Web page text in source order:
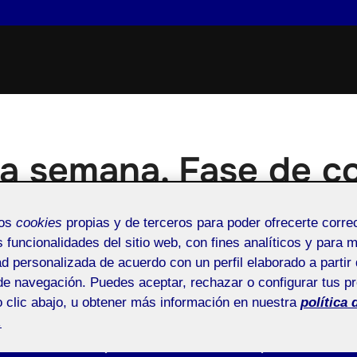
semana. Fase de
Publicado
el
28 mayo, 2026
espaciales - Aula 1 Pública
cookies propias y de terceros para poder ofrecerte
funcionalidades del sitio web, con fines analíticos y para
personalizada de acuerdo con un perfil elaborado a partir
navegación. Puedes aceptar, rechazar o configurar tus
clic abajo, u obtener más información en nuestra política